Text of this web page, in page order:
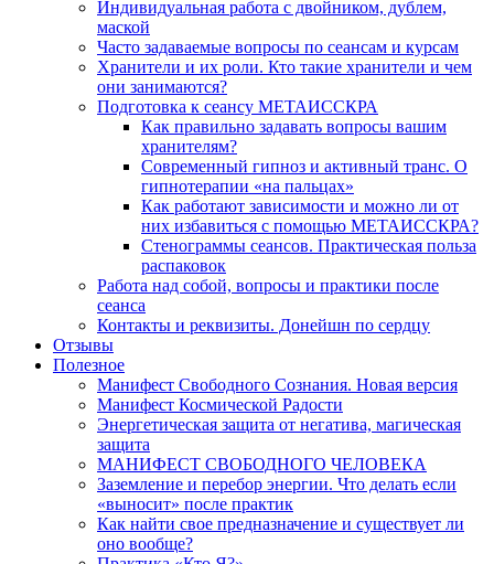
Индивидуальная работа с двойником, дублем,
маской
Часто задаваемые вопросы по сеансам и курсам
Хранители и их роли. Кто такие хранители и чем
они занимаются?
Подготовка к сеансу МЕТАИССКРА
Как правильно задавать вопросы вашим
хранителям?
Современный гипноз и активный транс. О
гипнотерапии «на пальцах»
Как работают зависимости и можно ли от
них избавиться с помощью МЕТАИССКРА?
Стенограммы сеансов. Практическая польза
распаковок
Работа над собой, вопросы и практики после
сеанса
Контакты и реквизиты. Донейшн по сердцу
Отзывы
Полезное
Манифест Свободного Сознания. Новая версия
Манифест Космической Радости
Энергетическая защита от негатива, магическая
защита
МАНИФЕСТ СВОБОДНОГО ЧЕЛОВЕКА
Заземление и перебор энергии. Что делать если
«выносит» после практик
Как найти свое предназначение и существует ли
оно вообще?